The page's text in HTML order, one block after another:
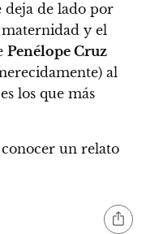
deja de lado por
y el
Penélope Cruz
al
los que más
un relato